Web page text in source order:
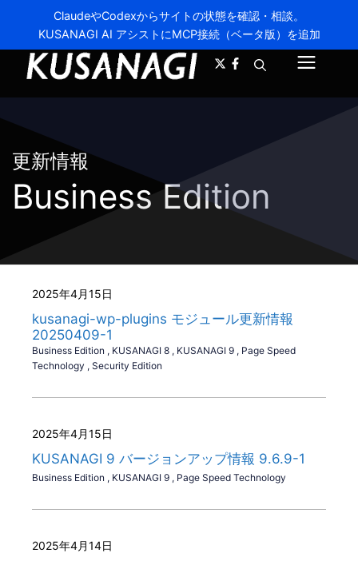
ClaudeやCodexからサイトの状態を確認・相談。
KUSANAGI AI アシストにMCP接続（ベータ版）を追加
ニ
更新情報
Business Edition
2025年4月15日
kusanagi-wp-plugins モジュール更新情報
20250409-1
Business Edition , KUSANAGI 8 , KUSANAGI 9 , Page Speed
Technology , Security Edition
2025年4月15日
KUSANAGI 9 バージョンアップ情報 9.6.9-1
Business Edition , KUSANAGI 9 , Page Speed Technology
2025年4月14日
A- A+